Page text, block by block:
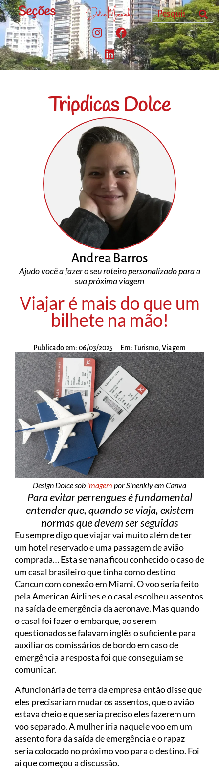
Seções
Tripdicas Dolce
Andrea Barros
Ajudo você a fazer o seu roteiro personalizado para a
sua próxima viagem
Viajar é mais do que um
bilhete na mão!
Publicado em: 06/03/2025 Em: Turismo, Viagem
Design Dolce sob imagem por Sinenkly em Canva
Para evitar perrengues é fundamental
entender que, quando se viaja, existem
normas que devem ser seguidas
Eu sempre digo que viajar vai muito além de ter
um hotel reservado e uma passagem de avião
comprada… Esta semana ficou conhecido o caso de
um casal brasileiro que tinha como destino
Cancun com conexão em Miami. O voo seria feito
pela American Airlines e o casal escolheu assentos
na saída de emergência da aeronave. Mas quando
o casal foi fazer o embarque, ao serem
questionados se falavam inglês o suficiente para
auxiliar os comissários de bordo em caso de
emergência a resposta foi que conseguiam se
comunicar.
A funcionária de terra da empresa então disse que
eles precisariam mudar os assentos, que o avião
estava cheio e que seria preciso eles fazerem um
voo separado. A mulher iria naquele voo em um
assento fora da saída de emergência e o rapaz
seria colocado no próximo voo para o destino. Foi
aí que começou a discussão.